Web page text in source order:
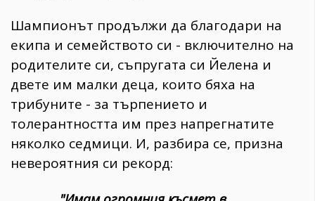
Шампионът продължи да благодари на
екипа и семейството си - включително на
родителите си, съпругата си Йелена и
двете им малки деца, които бяха на
трибуните - за търпението и
толерантността им през напрегнатите
няколко седмици. И, разбира се, призна
невероятния си рекорд: